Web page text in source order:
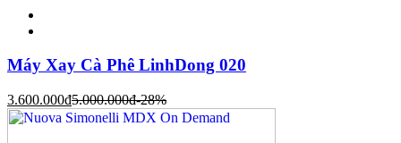
Máy Xay Cà Phê LinhDong 020
3.600.000đ5.000.000đ-28%